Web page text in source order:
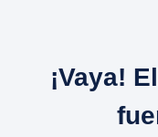
¡Vaya!